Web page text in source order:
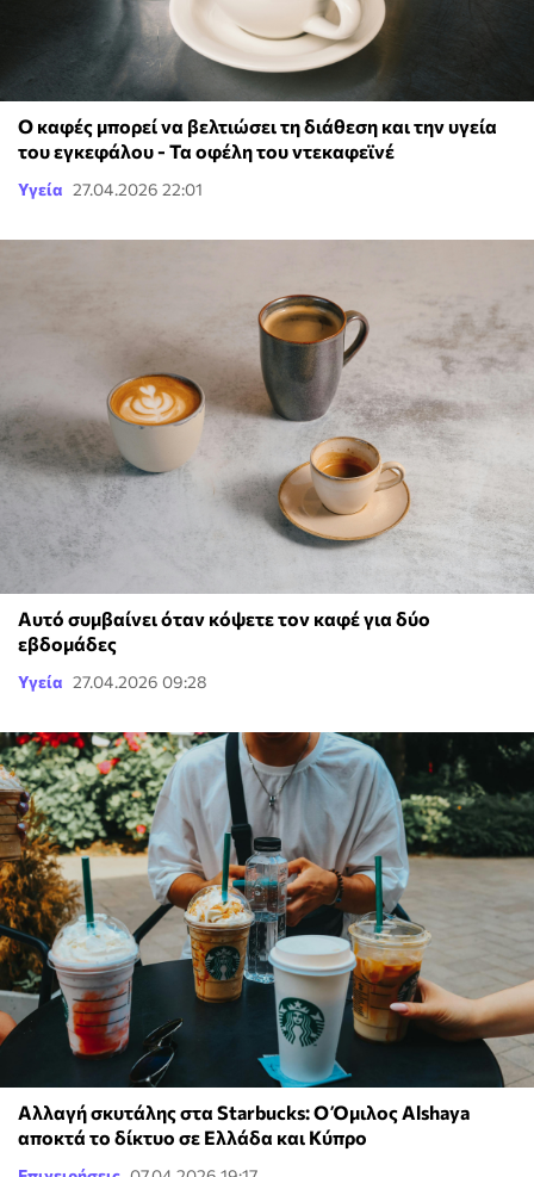
O καφές μπορεί να βελτιώσει τη διάθεση και την υγεία
του εγκεφάλου - Τα οφέλη του ντεκαφεϊνέ
Υγεία 27.04.2026 22:01
Αυτό συμβαίνει όταν κόψετε τον καφέ για δύο
εβδομάδες
Υγεία 27.04.2026 09:28
Αλλαγή σκυτάλης στα Starbucks: Ο Όμιλος Alshaya
αποκτά το δίκτυο σε Ελλάδα και Κύπρο